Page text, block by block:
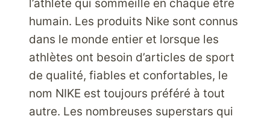
l’athlète qui sommeille en chaque être
humain. Les produits Nike sont connus
dans le monde entier et lorsque les
athlètes ont besoin d’articles de sport
de qualité, fiables et confortables, le
nom NIKE est toujours préféré à tout
autre. Les nombreuses superstars qui